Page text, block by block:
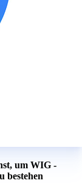
um WIG -
bestehen